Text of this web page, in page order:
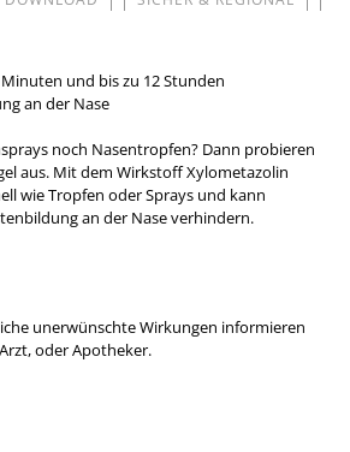
und bis zu 12 Stunden
an der Nase
noch Nasentropfen? Dann probieren
aus. Mit dem Wirkstoff Xylometazolin
wie Tropfen oder Sprays und kann
an der Nase verhindern.
unerwünschte Wirkungen informieren
oder Apotheker.